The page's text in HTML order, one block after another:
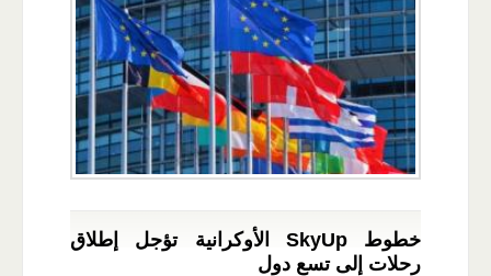
خطوط SkyUp الأوكرانية تؤجل إطلاق
رحلات إلى تسع دول